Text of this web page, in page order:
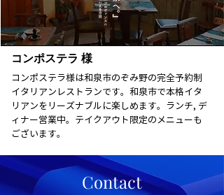
コンポステラ 様
コンポステラ様は和泉市のぞみ野の完全予約制
イタリアンレストランです。和泉市で本格イタ
リアンをリーズナブルに楽しめます。ランチ, デ
ィナー営業中。テイクアウト限定のメニューも
ございます。
Contact